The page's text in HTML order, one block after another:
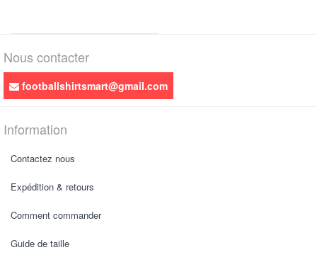
Nous contacter
footballshirtsmart@gmail.com
Information
Contactez nous
Expédition & retours
Comment commander
Guide de taille